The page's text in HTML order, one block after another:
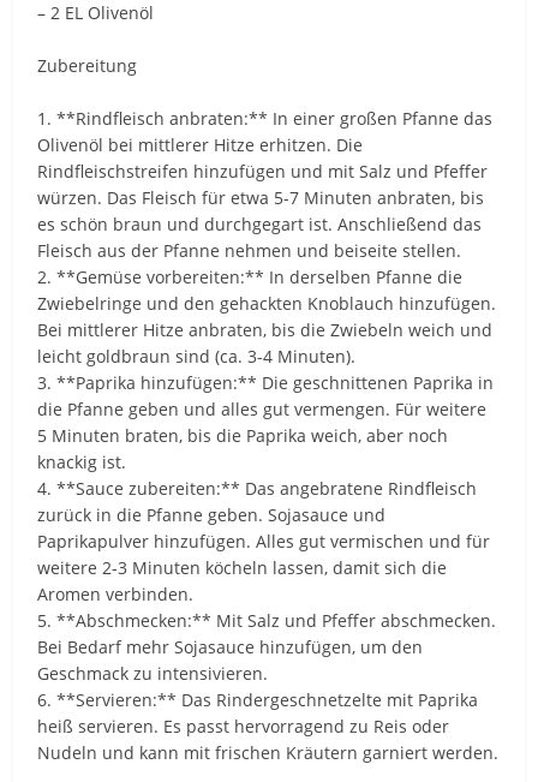
– 2 EL Olivenöl
Zubereitung
1. **Rindfleisch anbraten:** In einer großen Pfanne das
Olivenöl bei mittlerer Hitze erhitzen. Die
Rindfleischstreifen hinzufügen und mit Salz und Pfeffer
würzen. Das Fleisch für etwa 5-7 Minuten anbraten, bis
es schön braun und durchgegart ist. Anschließend das
Fleisch aus der Pfanne nehmen und beiseite stellen.
2. **Gemüse vorbereiten:** In derselben Pfanne die
Zwiebelringe und den gehackten Knoblauch hinzufügen.
Bei mittlerer Hitze anbraten, bis die Zwiebeln weich und
leicht goldbraun sind (ca. 3-4 Minuten).
3. **Paprika hinzufügen:** Die geschnittenen Paprika in
die Pfanne geben und alles gut vermengen. Für weitere
5 Minuten braten, bis die Paprika weich, aber noch
knackig ist.
4. **Sauce zubereiten:** Das angebratene Rindfleisch
zurück in die Pfanne geben. Sojasauce und
Paprikapulver hinzufügen. Alles gut vermischen und für
weitere 2-3 Minuten köcheln lassen, damit sich die
Aromen verbinden.
5. **Abschmecken:** Mit Salz und Pfeffer abschmecken.
Bei Bedarf mehr Sojasauce hinzufügen, um den
Geschmack zu intensivieren.
6. **Servieren:** Das Rindergeschnetzelte mit Paprika
heiß servieren. Es passt hervorragend zu Reis oder
Nudeln und kann mit frischen Kräutern garniert werden.